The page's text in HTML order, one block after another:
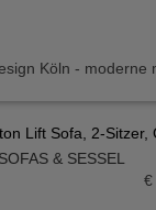
Lift Sofa, 2-Sitzer,
& SESSEL
€